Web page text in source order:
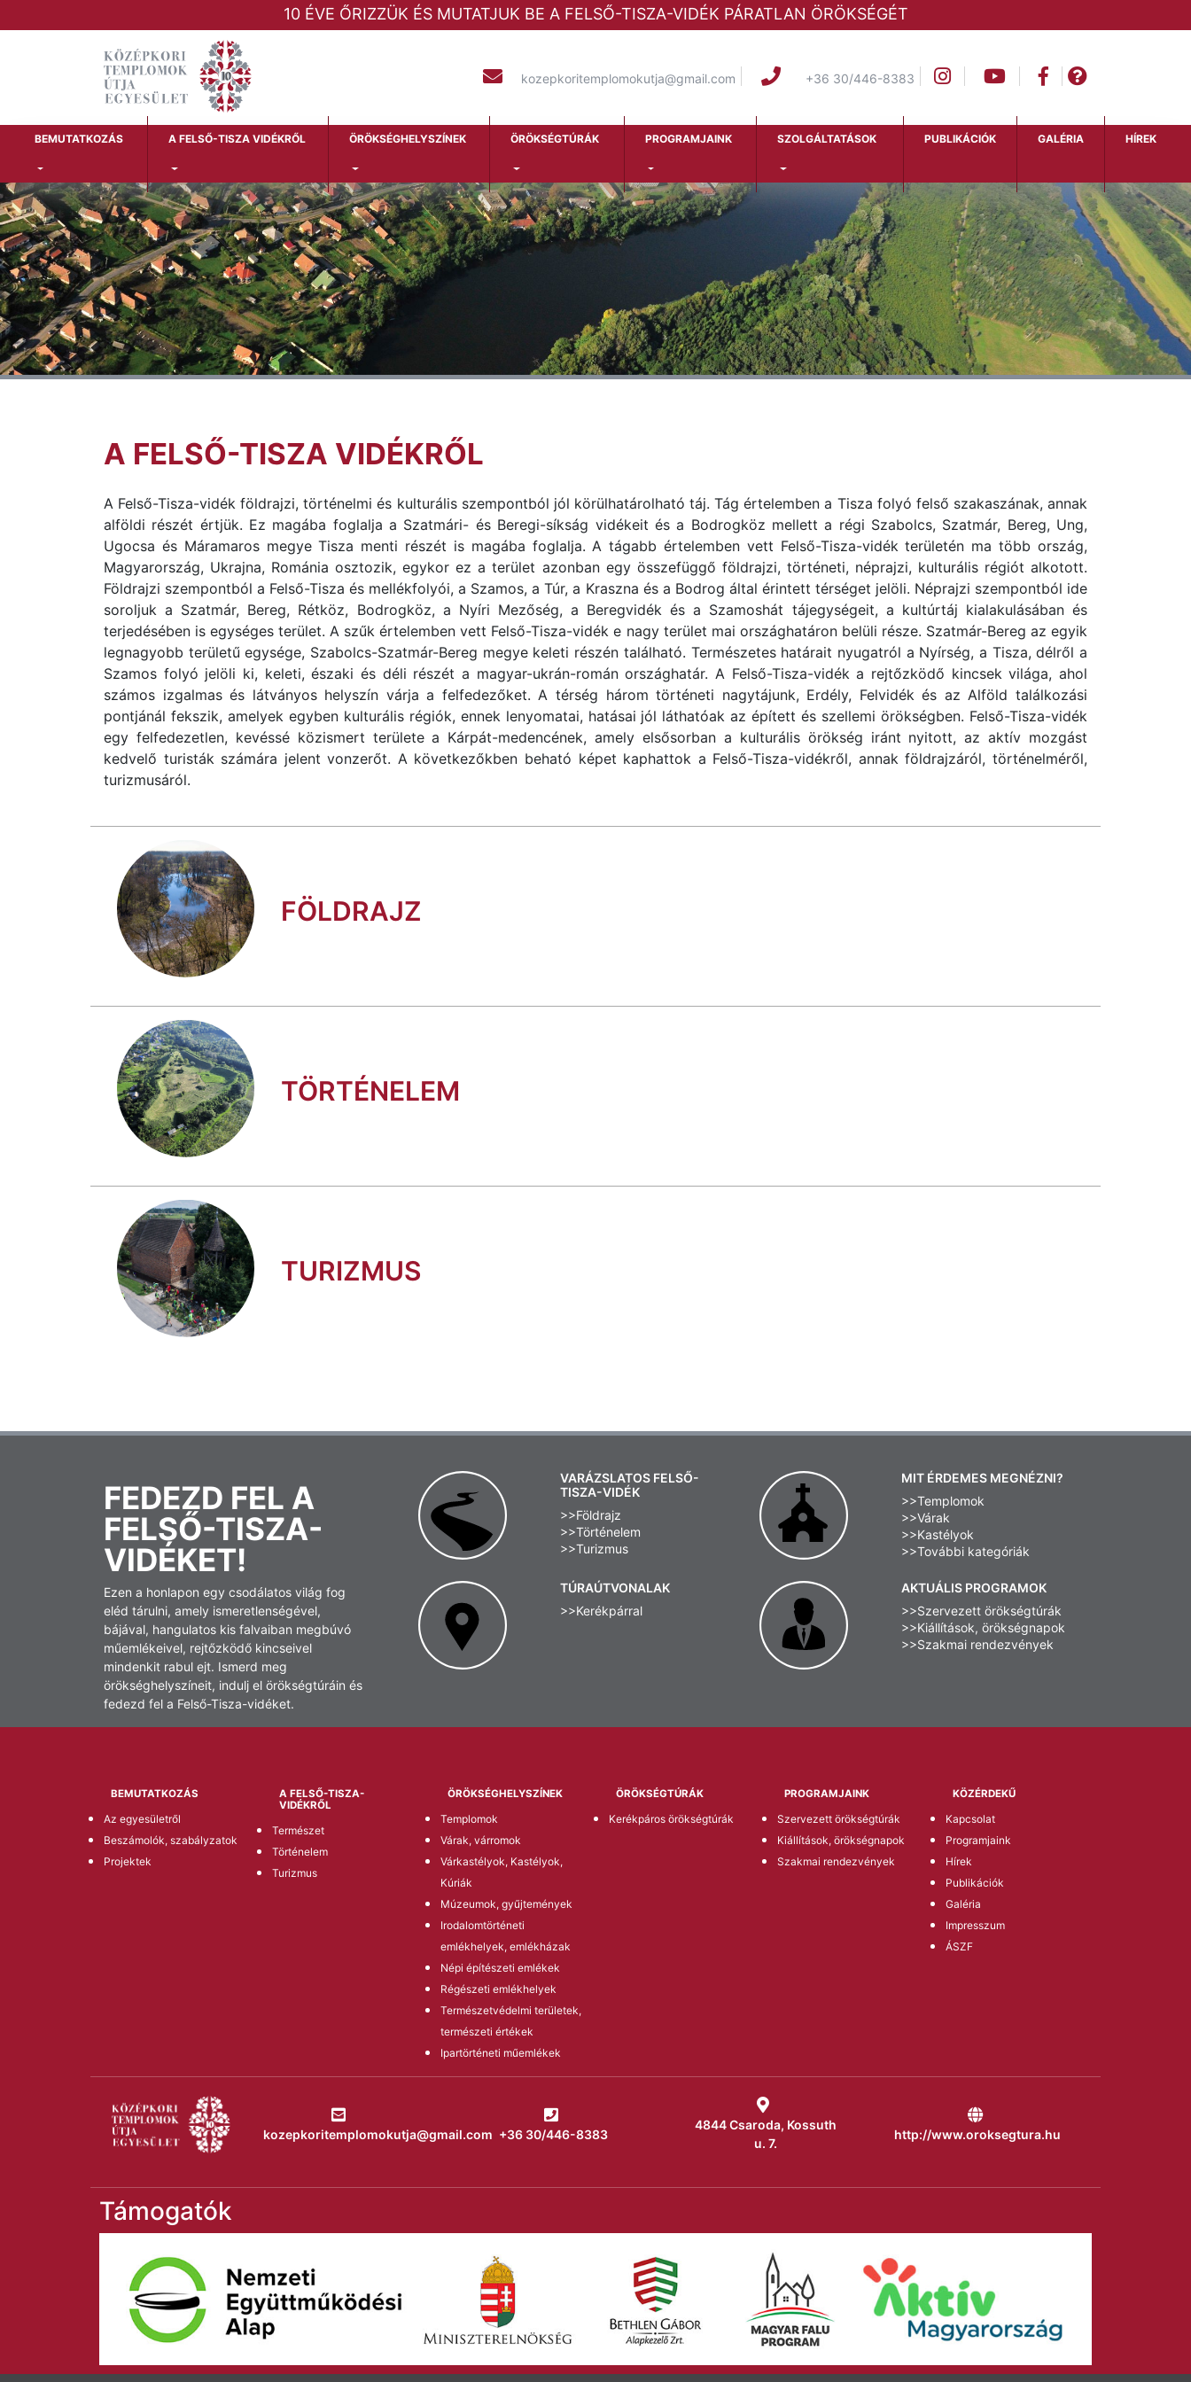
10 ÉVE ŐRIZZÜK ÉS MUTATJUK BE A FELSŐ-TISZA-VIDÉK PÁRATLAN ÖRÖKSÉGÉT
kozepkoritemplomokutja@gmail.com +36 30/446-8383
BEMUTATKOZÁS A FELSŐ-TISZA VIDÉKRŐL ÖRÖKSÉGHELYSZÍNEK ÖRÖKSÉGTÚRÁK PROGRAMJAINK SZOLGÁLTATÁSOK PUBLIKÁCIÓK GALÉRIA HÍREK
A FELSŐ-TISZA VIDÉKRŐL
A Felső-Tisza-vidék földrajzi, történelmi és kulturális szempontból jól körülhatárolható táj. Tág értelemben a Tisza folyó felső szakaszának, annak
alföldi részét értjük. Ez magába foglalja a Szatmári- és Beregi-síkság vidékeit és a Bodrogköz mellett a régi Szabolcs, Szatmár, Bereg, Ung,
Ugocsa és Máramaros megye Tisza menti részét is magába foglalja. A tágabb értelemben vett Felső-Tisza-vidék területén ma több ország,
Magyarország, Ukrajna, Románia osztozik, egykor ez a terület azonban egy összefüggő földrajzi, történeti, néprajzi, kulturális régiót alkotott.
Földrajzi szempontból a Felső-Tisza és mellékfolyói, a Szamos, a Túr, a Kraszna és a Bodrog által érintett térséget jelöli. Néprajzi szempontból ide
soroljuk a Szatmár, Bereg, Rétköz, Bodrogköz, a Nyíri Mezőség, a Beregvidék és a Szamoshát tájegységeit, a kultúrtáj kialakulásában és
terjedésében is egységes terület. A szűk értelemben vett Felső-Tisza-vidék e nagy terület mai országhatáron belüli része. Szatmár-Bereg az egyik
legnagyobb területű egysége, Szabolcs-Szatmár-Bereg megye keleti részén található. Természetes határait nyugatról a Nyírség, a Tisza, délről a
Szamos folyó jelöli ki, keleti, északi és déli részét a magyar-ukrán-román országhatár. A Felső-Tisza-vidék a rejtőzködő kincsek világa, ahol
számos izgalmas és látványos helyszín várja a felfedezőket. A térség három történeti nagytájunk, Erdély, Felvidék és az Alföld találkozási
pontjánál fekszik, amelyek egyben kulturális régiók, ennek lenyomatai, hatásai jól láthatóak az épített és szellemi örökségben. Felső-Tisza-vidék
egy felfedezetlen, kevéssé közismert területe a Kárpát-medencének, amely elsősorban a kulturális örökség iránt nyitott, az aktív mozgást
kedvelő turisták számára jelent vonzerőt. A következőkben beható képet kaphattok a Felső-Tisza-vidékről, annak földrajzáról, történelméről,
turizmusáról.
FÖLDRAJZ
TÖRTÉNELEM
TURIZMUS
FEDEZD FEL A
FELSŐ-TISZA-
VIDÉKET!
Ezen a honlapon egy csodálatos világ fog
eléd tárulni, amely ismeretlenségével,
bájával, hangulatos kis falvaiban megbúvó
műemlékeivel, rejtőzködő kincseivel
mindenkit rabul ejt. Ismerd meg
örökséghelyszíneit, indulj el örökségtúráin és
fedezd fel a Felső-Tisza-vidéket.
VARÁZSLATOS FELSŐ-
TISZA-VIDÉK
>>Földrajz
>>Történelem
>>Turizmus
MIT ÉRDEMES MEGNÉZNI?
>>Templomok
>>Várak
>>Kastélyok
>>További kategóriák
TÚRAÚTVONALAK
>>Kerékpárral
AKTUÁLIS PROGRAMOK
>>Szervezett örökségtúrák
>>Kiállítások, örökségnapok
>>Szakmai rendezvények
BEMUTATKOZÁS
Az egyesületről
Beszámolók, szabályzatok
Projektek
A FELSŐ-TISZA-
VIDÉKRŐL
Természet
Történelem
Turizmus
ÖRÖKSÉGHELYSZÍNEK
Templomok
Várak, várromok
Várkastélyok, Kastélyok,
Kúriák
Múzeumok, gyűjtemények
Irodalomtörténeti
emlékhelyek, emlékházak
Népi építészeti emlékek
Régészeti emlékhelyek
Természetvédelmi területek,
természeti értékek
Ipartörténeti műemlékek
ÖRÖKSÉGTÚRÁK
Kerékpáros örökségtúrák
PROGRAMJAINK
Szervezett örökségtúrák
Kiállítások, örökségnapok
Szakmai rendezvények
KÖZÉRDEKŰ
Kapcsolat
Programjaink
Hírek
Publikációk
Galéria
Impresszum
ÁSZF
kozepkoritemplomokutja@gmail.com +36 30/446-8383
4844 Csaroda, Kossuth
u. 7.
http://www.oroksegtura.hu
Támogatók